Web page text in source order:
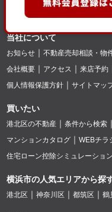
当社について
お知らせ 不動産売却相談・物
会社概要
アクセス 来店予約
個人情報保護方針
サイトマッ
買いたい
港北区の不動産 条件から検索
マンションカタログ
WEBチラ
住宅ローン控除シミュレーション
横浜市の人気エリアから探
港北区 神奈川区 都筑区 鶴